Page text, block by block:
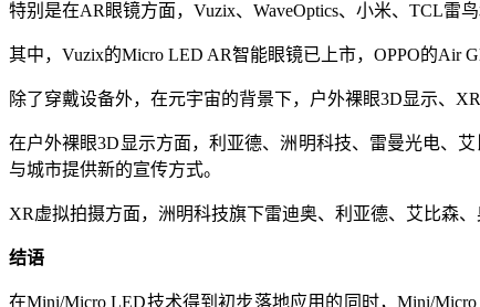
特别是在AR眼镜方面，Vuzix、WaveOptics、小米、TCL雷
其中，Vuzix的Micro LED AR智能眼镜已上市，OPPO的Air
除了穿戴设备外，在元宇宙的背景下，户外裸眼3D显示、
在户外裸眼3D显示方面，利亚德、洲明科技、雷曼光电、
与城市提供新的宣传方式。
XR虚拟拍摄方面，洲明科技旗下雷迪奥、利亚德、艾比森
结语
在Mini/Micro LED技术得到初步落地应用的同时，Mini/